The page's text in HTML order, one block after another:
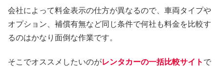
会社によって料金表示の仕方が異なるので、車両タイプや
オプション、補償有無など同じ条件で何社も料金を比較す
るのはかなり面倒な作業です。
そこでオススメしたいのがレンタカーの一括比較サイト で